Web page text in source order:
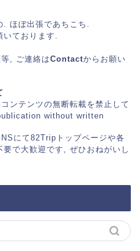
. ほぼ出張であちこち.
いております.
, ご連絡はContactからお願い
ンテンツの無断転載を禁止して
without written
にて82Tripトップページや各
で大歓迎です, ぜひおねがいし